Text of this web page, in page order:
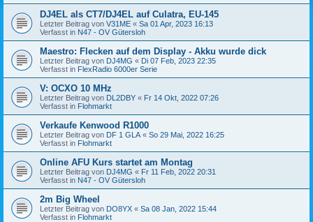
DJ4EL als CT7/DJ4EL auf Culatra, EU-145
Letzter Beitrag von V31ME « Sa 01 Apr, 2023 16:13
Verfasst in N47 - OV Gütersloh
Maestro: Flecken auf dem Display - Akku wurde dick
Letzter Beitrag von DJ4MG « Di 07 Feb, 2023 22:35
Verfasst in FlexRadio 6000er Serie
V: OCXO 10 MHz
Letzter Beitrag von DL2DBY « Fr 14 Okt, 2022 07:26
Verfasst in Flohmarkt
Verkaufe Kenwood R1000
Letzter Beitrag von DF 1 GLA « So 29 Mai, 2022 16:25
Verfasst in Flohmarkt
Online AFU Kurs startet am Montag
Letzter Beitrag von DJ4MG « Fr 11 Feb, 2022 20:31
Verfasst in N47 - OV Gütersloh
2m Big Wheel
Letzter Beitrag von DO8YX « Sa 08 Jan, 2022 15:44
Verfasst in Flohmarkt